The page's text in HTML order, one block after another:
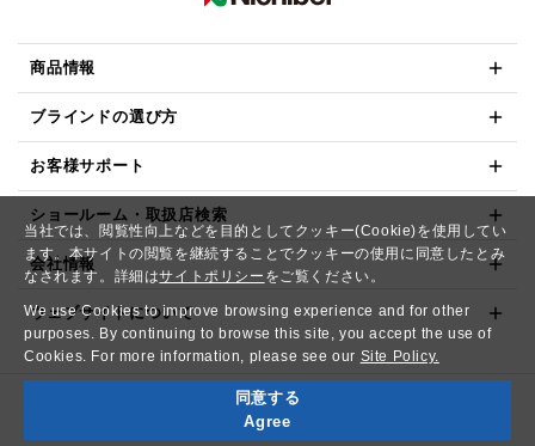
当社では、閲覧性向上などを目的としてクッキー(Cookie)を使用してい
ます。本サイトの閲覧を継続することでクッキーの使用に同意したとみ
なされます。詳細はサイトポリシー をご覧ください。
We use Cookies to improve browsing experience and for other
purposes. By continuing to browse this site, you accept the use of
Cookies. For more information, please see our Site Policy.
同意する
Agree
商品情報
ブラインドの選び方
お客様サポート
ショールーム・取扱店検索
会社情報
ウェブサイトについて
Copyright© NICHIBEI CO.,LTD. All Rights Reserved.